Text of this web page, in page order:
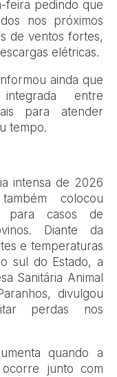
feira pedindo que
nos próximos
de ventos fortes,
elétricas.
ainda que
entre
para atender
tempo.
intensa de 2026
colocou
para casos de
Diante da
e temperaturas
sul do Estado, a
Sanitária Animal
divulgou
perdas nos
quando a
junto com